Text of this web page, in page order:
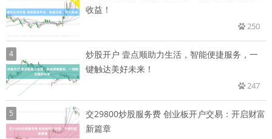
收益！
250
4
炒股开户 壹点顺助力生活，智能便捷服务，一
键触达美好未来！
247
5
交29800炒股服务费 创业板开户交易：开启财富
新篇章